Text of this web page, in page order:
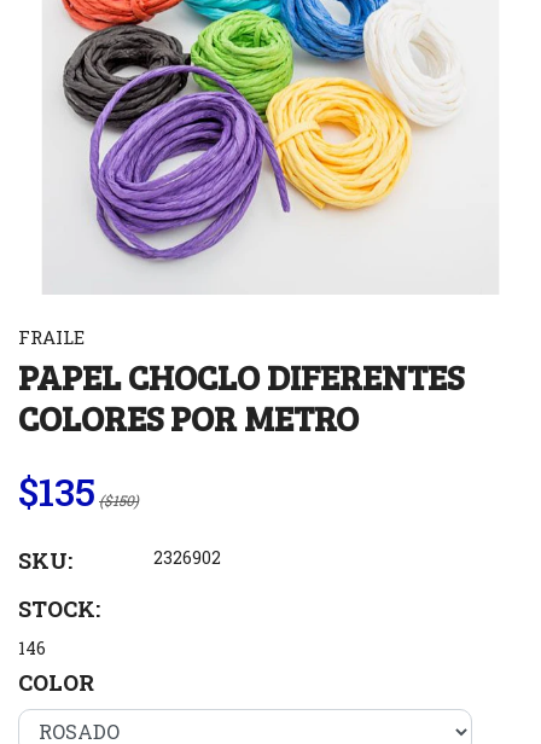
FRAILE
PAPEL CHOCLO DIFERENTES
COLORES POR METRO
$135 ($150)
SKU: 2326902
STOCK:
146
COLOR